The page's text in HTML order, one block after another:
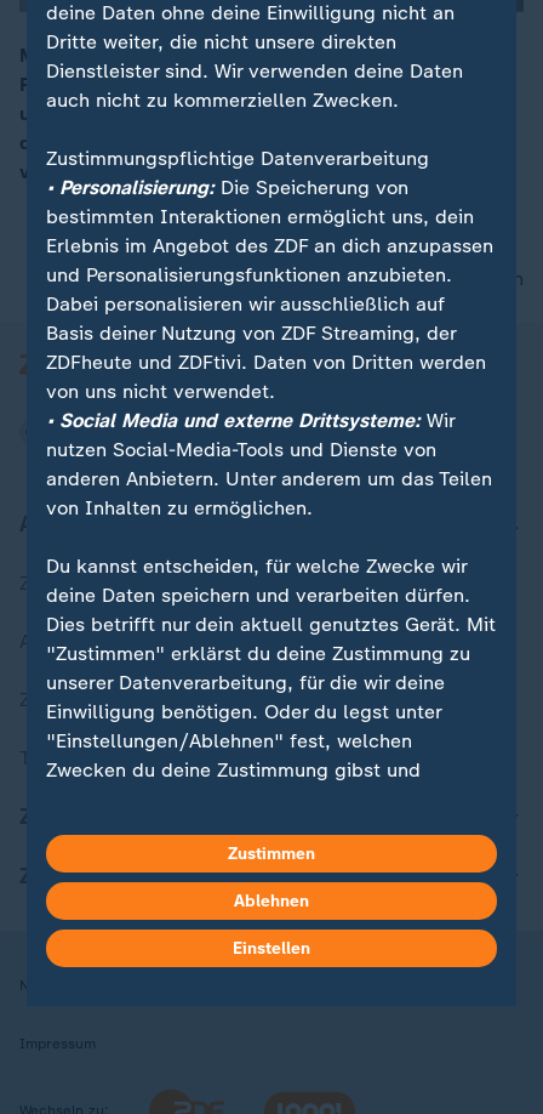
00:08
Madeleine Truong-Ngoc tanzt am Wahltag auf den
Pariser Straßen zur Musik ihres Jazz-Quartetts. Sorgen
um die Zukunft Frankreichs macht sie sich nicht. Von
den jungen Menschen fordert sie aber, Europa zu
verteidigen.
nach oben
Zuletzt veröffentlicht
Aktuelle Sendungs-Videos
ZDFheute Stories
Themen im Überblick
ZDFheute Apps
Nutzungsbedingungen
Impressum
Wechseln zu:
deine Daten ohne deine Einwilligung nicht an
Dritte weiter, die nicht unsere direkten
Dienstleister sind. Wir verwenden deine Daten
auch nicht zu kommerziellen Zwecken.
Zustimmungspflichtige Datenverarbeitung
• Personalisierung:Die Speicherung von
bestimmten Interaktionen ermöglicht uns, dein
Erlebnis im Angebot des ZDF an dich anzupassen
und Personalisierungsfunktionen anzubieten.
Dabei personalisieren wir ausschließlich auf
Basis deiner Nutzung von ZDF Streaming, der
ZDFheute und ZDFtivi. Daten von Dritten werden
von uns nicht verwendet.
• Social Media und externe Drittsysteme:Wir
nutzen Social-Media-Tools und Dienste von
anderen Anbietern. Unter anderem um das Teilen
von Inhalten zu ermöglichen.
Du kannst entscheiden, für welche Zwecke wir
deine Daten speichern und verarbeiten dürfen.
Dies betrifft nur dein aktuell genutztes Gerät. Mit
"Zustimmen" erklärst du deine Zustimmung zu
unserer Datenverarbeitung, für die wir deine
Einwilligung benötigen. Oder du legst unter
"Einstellungen/Ablehnen" fest, welchen
Zwecken du deine Zustimmung gibst und
in deinen Einstellungen widerrufen oder ändern.
Hier findest du das Impressum.
Weitere Informationen findest du in unserer
Datenschutzerklärung.
Zustimmen
Ablehnen
Einstellen